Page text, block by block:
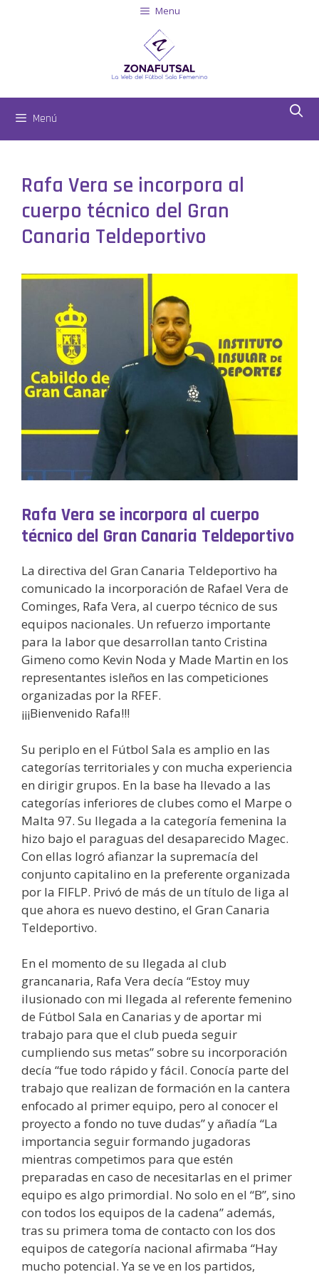
Menu
Menú
Rafa Vera se incorpora al
cuerpo técnico del Gran
Canaria Teldeportivo
Rafa Vera se incorpora al cuerpo
técnico del Gran Canaria Teldeportivo
La directiva del Gran Canaria Teldeportivo ha
comunicado la incorporación de Rafael Vera de
Cominges, Rafa Vera, al cuerpo técnico de sus
equipos nacionales. Un refuerzo importante
para la labor que desarrollan tanto Cristina
Gimeno como Kevin Noda y Made Martin en los
representantes isleños en las competiciones
organizadas por la RFEF.
¡¡¡Bienvenido Rafa!!!
Su periplo en el Fútbol Sala es amplio en las
categorías territoriales y con mucha experiencia
en dirigir grupos. En la base ha llevado a las
categorías inferiores de clubes como el Marpe o
Malta 97. Su llegada a la categoría femenina la
hizo bajo el paraguas del desaparecido Magec.
Con ellas logró afianzar la supremacía del
conjunto capitalino en la preferente organizada
por la FIFLP. Privó de más de un título de liga al
que ahora es nuevo destino, el Gran Canaria
Teldeportivo.
En el momento de su llegada al club
grancanaria, Rafa Vera decía “Estoy muy
ilusionado con mi llegada al referente femenino
de Fútbol Sala en Canarias y de aportar mi
trabajo para que el club pueda seguir
cumpliendo sus metas” sobre su incorporación
decía “fue todo rápido y fácil. Conocía parte del
trabajo que realizan de formación en la cantera
enfocado al primer equipo, pero al conocer el
proyecto a fondo no tuve dudas” y añadía “La
importancia seguir formando jugadoras
mientras competimos para que estén
preparadas en caso de necesitarlas en el primer
equipo es algo primordial. No solo en el “B”, sino
con todos los equipos de la cadena” además,
tras su primera toma de contacto con los dos
equipos de categoría nacional afirmaba “Hay
mucho potencial. Ya se ve en los partidos,